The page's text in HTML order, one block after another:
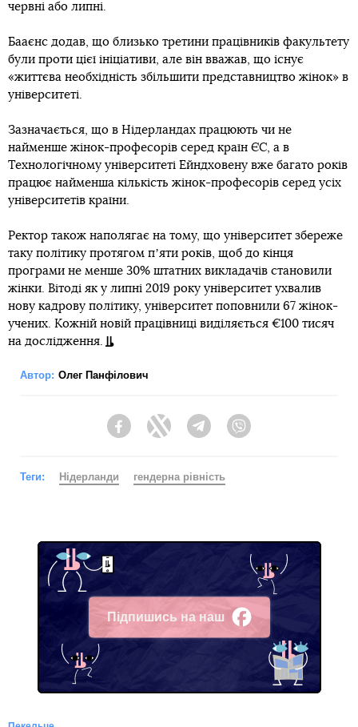
червні або липні.
Бааєнс додав, що близько третини працівників факультету
були проти цієї ініціативи, але він вважав, що існує
«життєва необхідність збільшити представництво жінок» в
університеті.
Зазначається, що в Нідерландах працюють чи не
найменше жінок-професорів серед країн ЄС, а в
Технологічному університеті Ейндховену вже багато років
працює найменша кількість жінок-професорів серед усіх
університетів країни.
Ректор також наполягає на тому, що університет збереже
таку політику протягом пʼяти років, щоб до кінця
програми не менше 30% штатних викладачів становили
жінки. Вітоді як у липні 2019 року університет ухвалив
нову кадрову політику, університет поповнили 67 жінок-
учених. Кожній новій працівниці виділяється €100 тисяч
на дослідження.
Автор: Олег Панфілович
FacebookTwitter Telegram
Теги: Нідерланди гендерна рівність
Підпишись на наш
Facebook